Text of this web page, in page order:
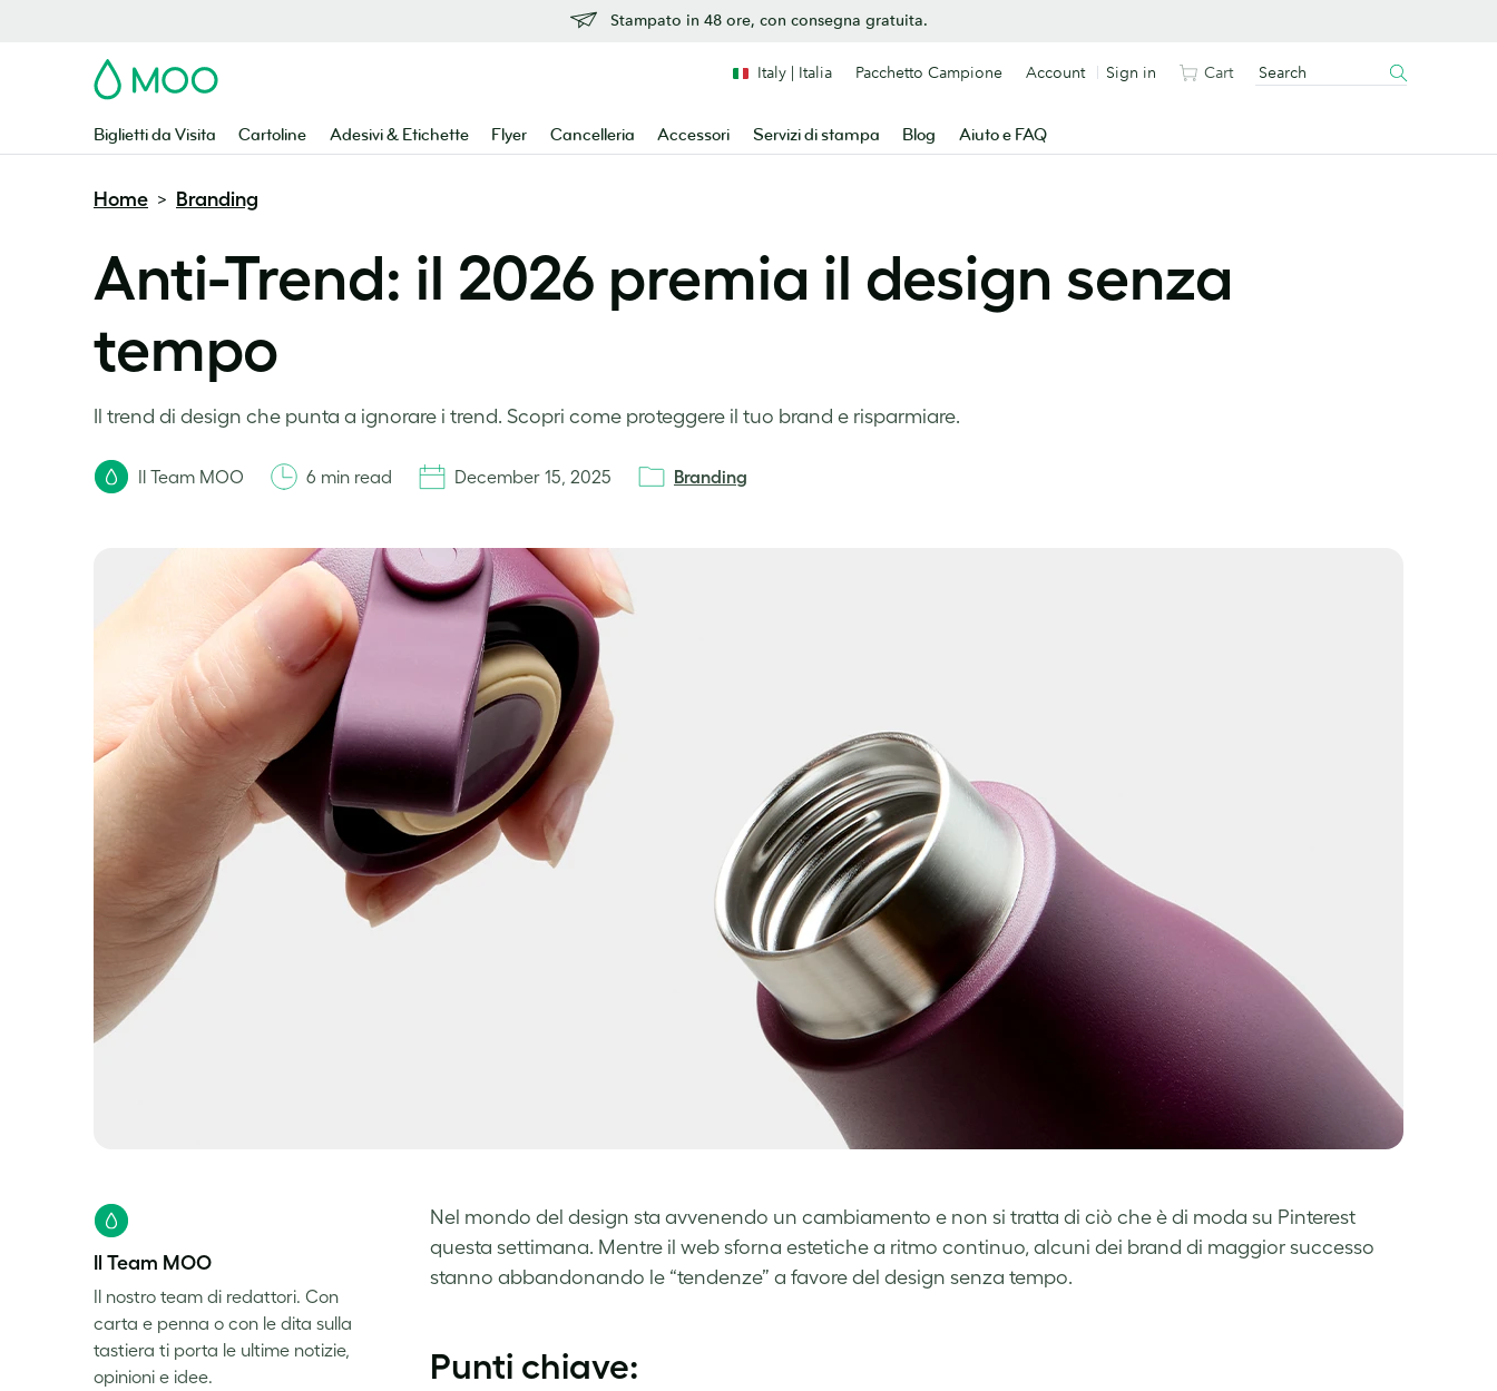
Stampato in 48 ore, con consegna gratuita.
MOO
Biglietti da Visita Cartoline Adesivi & Etichette Flyer Cancelleria Accessori Servizi di stampa Blog Aiuto e FAQ
Italy | Italia Pacchetto Campione Account Sign in Cart
Home > Branding
Anti-Trend: il 2026 premia il design senza
tempo
Il trend di design che punta a ignorare i trend. Scopri come proteggere il tuo brand e risparmiare.
Il Team MOO 6 min read December 15, 2025 Branding
Nel mondo del design sta avvenendo un cambiamento e non si tratta di ciò che è di moda su Pinterest
questa settimana. Mentre il web sforna estetiche a ritmo continuo, alcuni dei brand di maggior successo
stanno abbandonando le “tendenze” a favore del design senza tempo.
Punti chiave:
Il Team MOO
Il nostro team di redattori. Con
carta e penna o con le dita sulla
tastiera ti porta le ultime notizie,
opinioni e idee.